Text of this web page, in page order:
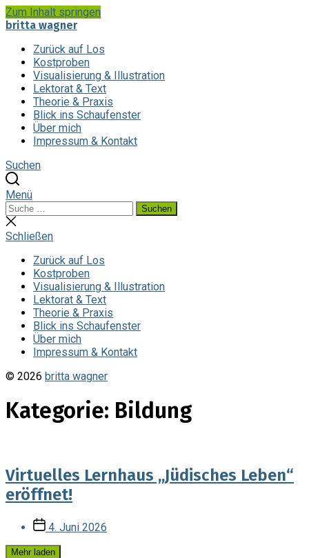
Zum Inhalt springen
britta wagner
Zurück auf Los
Kostproben
Visualisierung & Illustration
Lektorat & Text
Theorie & Praxis
Blick ins Schaufenster
Über mich
Impressum & Kontakt
Suchen
Menü
Suchen
nach:
Suchen
Suche
schließen
Schließen
Zurück auf Los
Kostproben
Visualisierung & Illustration
Lektorat & Text
Theorie & Praxis
Blick ins Schaufenster
Über mich
Impressum & Kontakt
© 2026 britta wagner
Kategorie: Bildung
Virtuelles Lernhaus „Jüdisches Leben“
eröffnet!
Veröffentlichungsdatum
4. Juni 2026
Mehr laden